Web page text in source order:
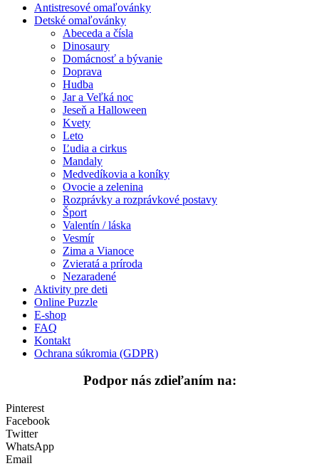
Ľudia a cirkus
Medvedíkovia a koníky
Ovocie a zelenina
Rozprávky a rozprávkové postavy
Valentín / láska
Zima a Vianoce
Zvieratá a príroda
Antistresové omaľovánky
Detské omaľovánky
Abeceda a čísla
Dinosaury
Domácnosť a bývanie
Doprava
Hudba
Jar a Veľká noc
Jeseň a Halloween
Kvety
Leto
Ľudia a cirkus
Mandaly
Medvedíkovia a koníky
Ovocie a zelenina
Rozprávky a rozprávkové postavy
Šport
Valentín / láska
Vesmír
Zima a Vianoce
Zvieratá a príroda
Nezaradené
Aktivity pre deti
Online Puzzle
E-shop
FAQ
Kontakt
Ochrana súkromia (GDPR)
Podpor nás zdieľaním na:
Pinterest
Facebook
Twitter
WhatsApp
Email